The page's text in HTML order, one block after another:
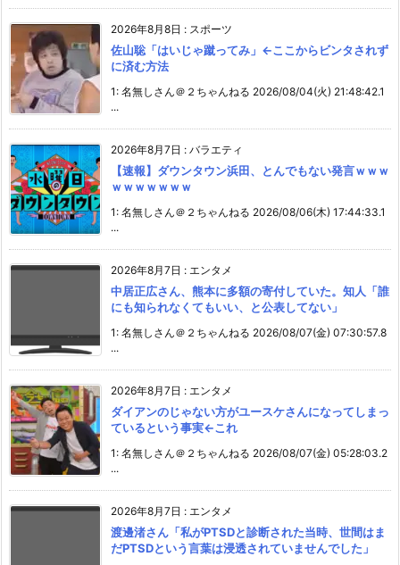
2026年8月8日 : スポーツ
佐山聡「はいじゃ蹴ってみ」←ここからビンタされず
に済む方法
1: 名無しさん＠２ちゃんねる 2026/08/04(火) 21:48:42.1
...
2026年8月7日 : バラエティ
【速報】ダウンタウン浜田、とんでもない発言ｗｗｗ
ｗｗｗｗｗｗｗ
1: 名無しさん＠２ちゃんねる 2026/08/06(木) 17:44:33.1
...
2026年8月7日 : エンタメ
中居正広さん、熊本に多額の寄付していた。知人「誰
にも知られなくてもいい、と公表してない」
1: 名無しさん＠２ちゃんねる 2026/08/07(金) 07:30:57.8
...
2026年8月7日 : エンタメ
ダイアンのじゃない方がユースケさんになってしまっ
ているという事実←これ
1: 名無しさん＠２ちゃんねる 2026/08/07(金) 05:28:03.2
...
2026年8月7日 : エンタメ
渡邊渚さん「私がPTSDと診断された当時、世間はま
だPTSDという言葉は浸透されていませんでした」